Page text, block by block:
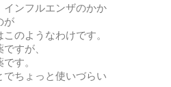
インフルエンザのかか
が
のようなわけです。
すが、
す。
ちょっと使いづらい